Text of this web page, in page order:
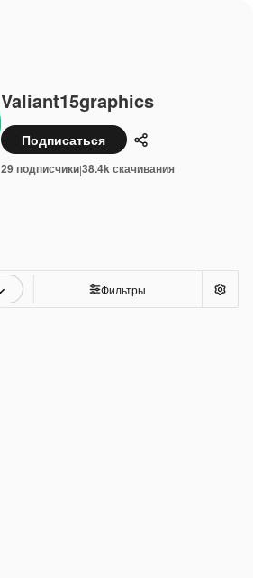
Valiant15graphics
Подписаться Поделиться
29 подписчики|38.4k скачивания
Фильтры